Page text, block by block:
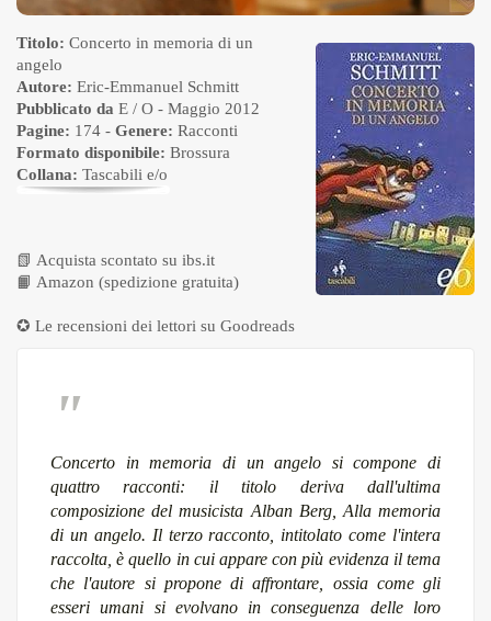
Titolo: Concerto in memoria di un
angelo
Autore: Eric-Emmanuel Schmitt
Pubblicato da E / O - Maggio 2012
Pagine: 174 - Genere: Racconti
Formato disponibile: Brossura
Collana: Tascabili e/o
📗 Acquista scontato su ibs.it
📙 Amazon (spedizione gratuita)
✪ Le recensioni dei lettori su Goodreads
Concerto in memoria di un angelo si compone di
quattro racconti: il titolo deriva dall'ultima
composizione del musicista Alban Berg, Alla memoria
di un angelo. Il terzo racconto, intitolato come l'intera
raccolta, è quello in cui appare con più evidenza il tema
che l'autore si propone di affrontare, ossia come gli
esseri umani si evolvano in conseguenza delle loro